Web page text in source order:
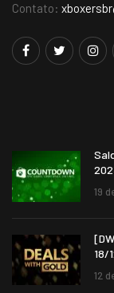
Contato:
19
18/
12